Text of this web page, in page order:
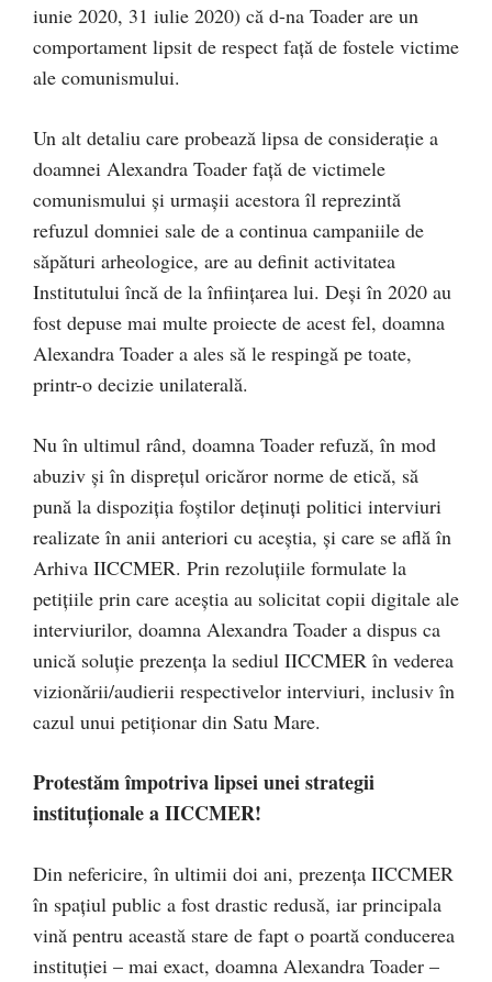
iunie 2020, 31 iulie 2020) că d-na Toader are un
comportament lipsit de respect față de fostele victime
ale comunismului.
Un alt detaliu care probează lipsa de considerație a
doamnei Alexandra Toader față de victimele
comunismului și urmașii acestora îl reprezintă
refuzul domniei sale de a continua campaniile de
săpături arheologice, are au definit activitatea
Institutului încă de la înființarea lui. Deși în 2020 au
fost depuse mai multe proiecte de acest fel, doamna
Alexandra Toader a ales să le respingă pe toate,
printr-o decizie unilaterală.
Nu în ultimul rând, doamna Toader refuză, în mod
abuziv și în disprețul oricăror norme de etică, să
pună la dispoziția foștilor deținuți politici interviuri
realizate în anii anteriori cu aceștia, și care se află în
Arhiva IICCMER. Prin rezoluțiile formulate la
petițiile prin care aceștia au solicitat copii digitale ale
interviurilor, doamna Alexandra Toader a dispus ca
unică soluție prezența la sediul IICCMER în vederea
vizionării/audierii respectivelor interviuri, inclusiv în
cazul unui petiționar din Satu Mare.
Protestăm împotriva lipsei unei strategii
instituționale a IICCMER!
Din nefericire, în ultimii doi ani, prezența IICCMER
în spațiul public a fost drastic redusă, iar principala
vină pentru această stare de fapt o poartă conducerea
instituției – mai exact, doamna Alexandra Toader –